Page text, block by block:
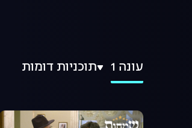
עונה 1 תוכניות דומות